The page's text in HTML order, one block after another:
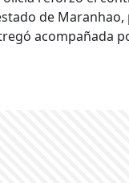
de Maranhao,
acompañada